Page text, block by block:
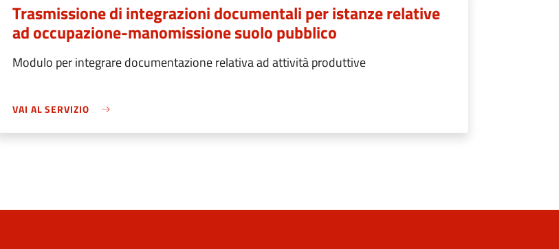
Trasmissione di integrazioni documentali per istanze relative
ad occupazione-manomissione suolo pubblico
Modulo per integrare documentazione relativa ad attività produttive
VAI AL SERVIZIO